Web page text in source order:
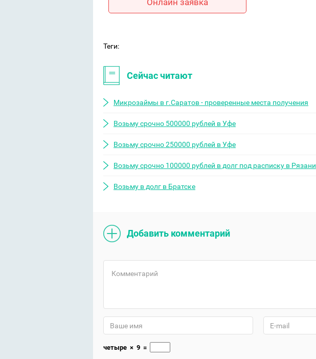
Онлайн заявка
Теги:
Сейчас читают
Микрозаймы в г.Саратов - проверенные места получения
Возьму срочно 500000 рублей в Уфе
Возьму срочно 250000 рублей в Уфе
Возьму срочно 100000 рублей в долг под расписку в Рязани
Возьму в долг в Братске
Добавить комментарий
четыре × 9 =